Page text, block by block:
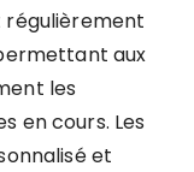
aux
les
en cours. Les
et